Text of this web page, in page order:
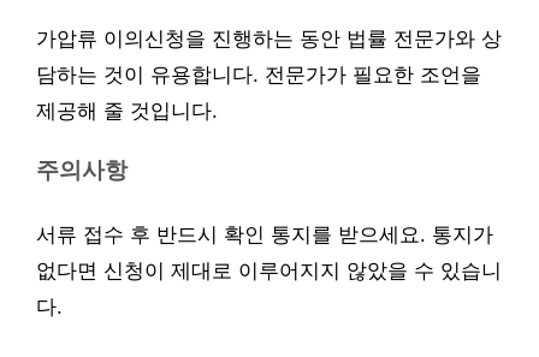
가압류 이의신청을 진행하는 동안 법률 전문가와 상
담하는 것이 유용합니다. 전문가가 필요한 조언을
제공해 줄 것입니다.
주의사항
서류 접수 후 반드시 확인 통지를 받으세요. 통지가
없다면 신청이 제대로 이루어지지 않았을 수 있습니
다.